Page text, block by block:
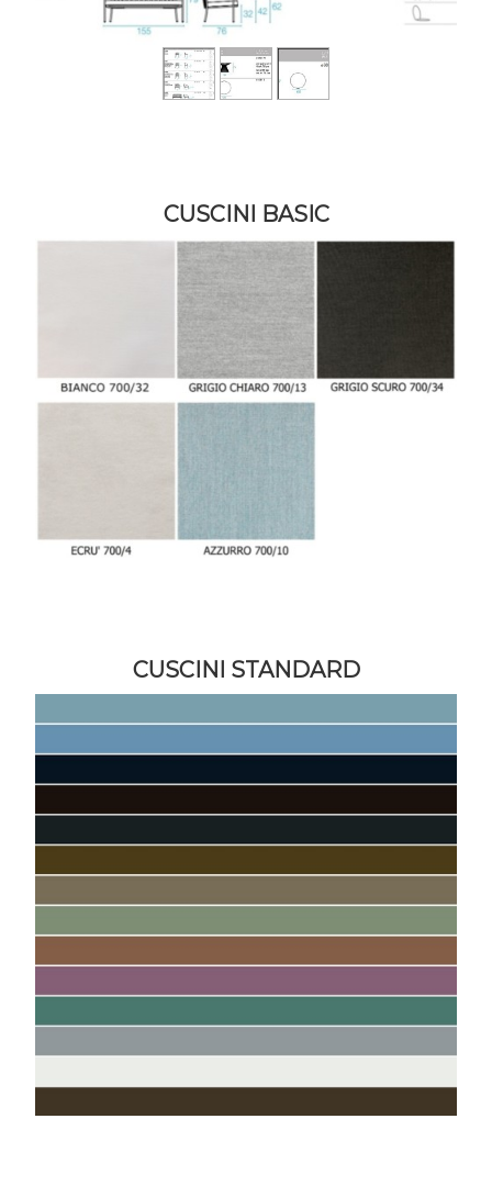
CUSCINI BASIC
CUSCINI STANDARD